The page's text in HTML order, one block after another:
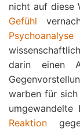
nicht auf diese
Gefühl
Psychoanalyse
darin einen
warben für
umgewandelte
Reaktion